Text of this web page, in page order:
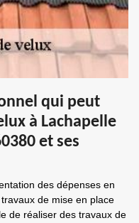
qui peut
à Lachapelle
et ses
des dépenses en
de mise en place
de réaliser des travaux de